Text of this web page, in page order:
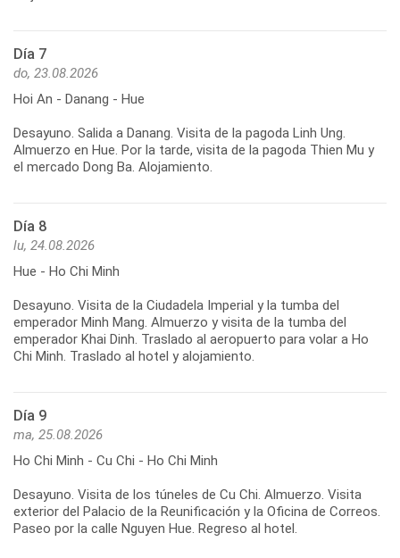
Día 7
do, 23.08.2026
Hoi An - Danang - Hue
Desayuno. Salida a Danang. Visita de la pagoda Linh Ung.
Almuerzo en Hue. Por la tarde, visita de la pagoda Thien Mu y
Día 8
lu, 24.08.2026
Hue - Ho Chi Minh
Desayuno. Visita de la Ciudadela Imperial y la tumba del
emperador Minh Mang. Almuerzo y visita de la tumba del
emperador Khai Dinh. Traslado al aeropuerto para volar a Ho
Día 9
ma, 25.08.2026
Ho Chi Minh - Cu Chi - Ho Chi Minh
Desayuno. Visita de los túneles de Cu Chi. Almuerzo. Visita
exterior del Palacio de la Reunificación y la Oficina de Correos.